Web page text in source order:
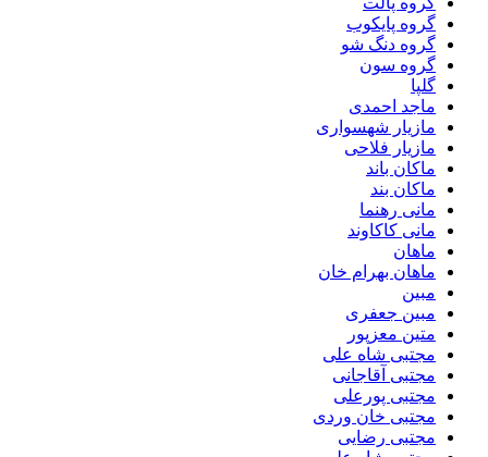
گروه پایکوب
گروه دنگ شو
گروه سون
گلپا
ماجد احمدی
مازیار شهسواری
مازیار فلاحی
ماکان باند
ماکان بند
مانی رهنما
مانی کاکاوند
ماهان
ماهان بهرام خان
مبین
مبین جعفری
متین معزپور
مجتبى شاه على
مجتبی آقاجانی
مجتبی پورعلی
مجتبی خان وردی
مجتبی رضایی